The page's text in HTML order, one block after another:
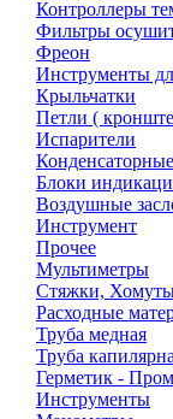
Контроллеры
Фильтры
Фреон
Инструменты
Крыльчатки
Петли (
Испарители
Блоки
Воздушные
Инструмент
Прочее
Мультиметры
Стяжки,
Расходные
Труба медная
Труба
Герметик -
Инструменты